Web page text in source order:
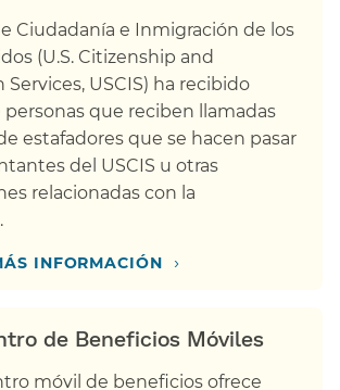
Ciudadanía e Inmigración de los
(U.S. Citizenship and
USCIS) ha recibido
que reciben llamadas
estafadores que se hacen pasar
del USCIS u otras
relacionadas con la
INFORMACIÓN​​ ›
de Beneficios Móviles​​
móvil de beneficios ofrece